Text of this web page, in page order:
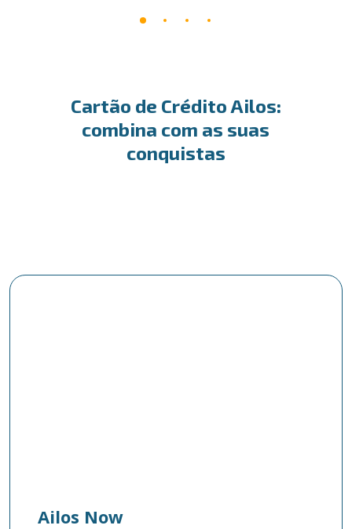
Cartão de Crédito Ailos:
combina com as suas
conquistas
Ailos Now